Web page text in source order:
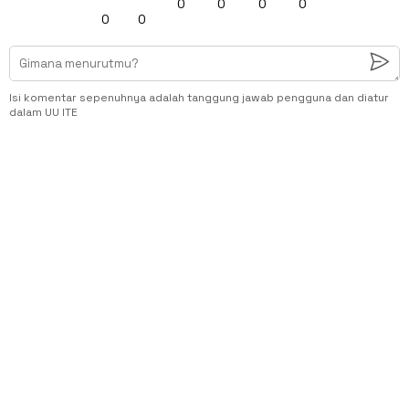
0 0
0 0 0 0
Isi komentar sepenuhnya adalah tanggung jawab pengguna dan diatur
dalam UU ITE